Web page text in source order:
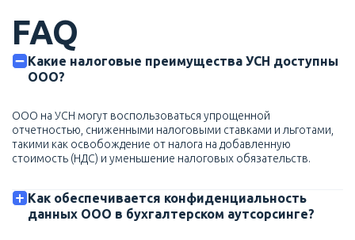
FAQ
Какие налоговые преимущества УСН доступны
ООО?
ООО на УСН могут воспользоваться упрощенной
отчетностью, сниженными налоговыми ставками и льготами,
такими как освобождение от налога на добавленную
стоимость (НДС) и уменьшение налоговых обязательств.
Как обеспечивается конфиденциальность
данных ООО в бухгалтерском аутсорсинге?